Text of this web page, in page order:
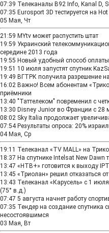
07:39 Телеканалы B92 Info, Kanal D,
07:35 Eurosport 3D тестируется на
05 Мая, Чт
21:59 MYtv может распустить штат
19:59 Украинский
середине 2013 года
19:55 Новый удобный способ
19:51 10 июля запустят спутник
19:49 ВГТРК получила разрешение
16:02 Важно! Всем абонентам
приёмники
13:40 "Таттелеком" повременил с
13:30 Disney Junior во Франции с 28
08:02 Sky Italia продолжает
07:54 Результаты опроса: 20%
04 Мая, Ср
19:11 Телеканал «TV MALL» на
18:37 На спутнике Intelsat New Dawn
13:47 «НТВ+» готовится к выходу
13:45 «Триолан» решил отказаться
13:43 Телеканал «Карусель» с 1
(75° в.д.)
07:47 5 августа начнет работу
07:35 Тендер на создание спутника
несостоявшимся
03 Мая, Вт